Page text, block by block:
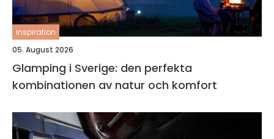
inspiration
05. August 2026
Glamping i Sverige: den perfekta
kombinationen av natur och komfort